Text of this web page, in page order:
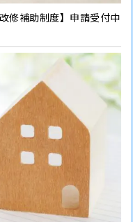
修補助制度】申請受付中